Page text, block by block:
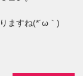
ますね(*´ω｀)